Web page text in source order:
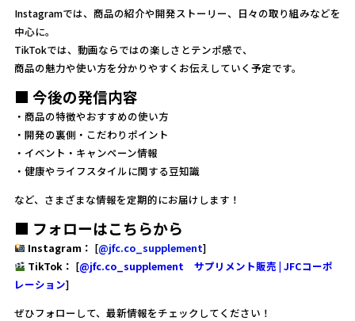
Instagramでは、商品の紹介や開発ストーリー、日々の取り組みなどを
中心に。
TikTokでは、動画ならではの楽しさとテンポ感で、
商品の魅力や使い方を分かりやすくお伝えしていく予定です。
■ 今後の発信内容
・商品の特徴やおすすめの使い方
・開発の裏側・こだわりポイント
・イベント・キャンペーン情報
・健康やライフスタイルに関する豆知識
など、さまざまな情報を定期的にお届けします！
■ フォローはこちらから
Instagram： [@jfc.co_supplement]
TikTok： [@jfc.co_supplement サプリメント販売 | JFCコーポ
レーション]
ぜひフォローして、最新情報をチェックしてください！